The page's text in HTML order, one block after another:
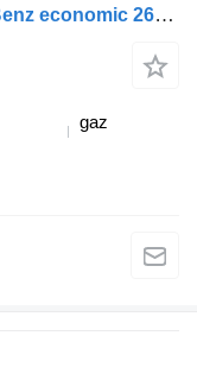
Întinzător servodirecţie Mercedes-Benz economic 2628 (01.98-) 9574660092 pentru cap tractor Mercedes-Benz Econic (1998-2014)
gaz